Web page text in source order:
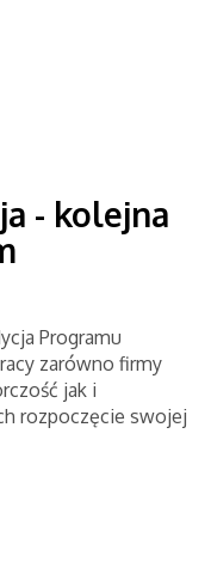
- kolejna
Programu
zarówno firmy
jak i
rozpoczęcie swojej